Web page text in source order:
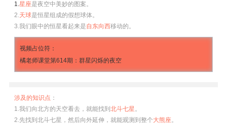
1.星座是夜空中美妙的图案。
2.天球是恒星组成的假想球体。
3.我们眼中的恒星看起来是自东向西移动的。
视频占位符：
橘老师课堂第614期：群星闪烁的夜空
涉及的知识点 ：
1.我们向北方的天空看去，就能找到 北斗七星。
2.先找到北斗七星，然后向外延伸，就能观测到整个大熊座。